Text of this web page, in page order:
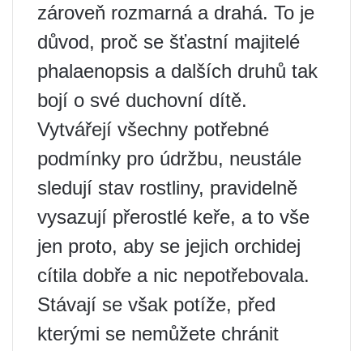
zároveň rozmarná a drahá. To je
důvod, proč se šťastní majitelé
phalaenopsis a dalších druhů tak
bojí o své duchovní dítě.
Vytvářejí všechny potřebné
podmínky pro údržbu, neustále
sledují stav rostliny, pravidelně
vysazují přerostlé keře, a to vše
jen proto, aby se jejich orchidej
cítila dobře a nic nepotřebovala.
Stávají se však potíže, před
kterými se nemůžete chránit